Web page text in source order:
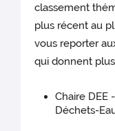
classement
plus récent au
vous reporter
qui donnent
Chaire DEE
Déchets-